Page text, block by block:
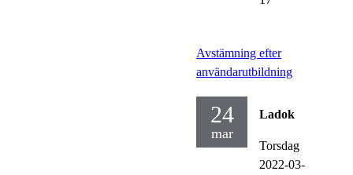
Avstämning efter
användarutbildning
24
mar
Ladok
Torsdag
2022-03-